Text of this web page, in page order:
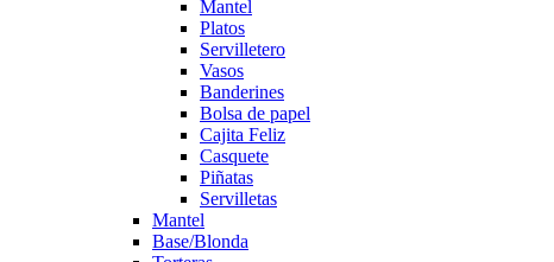
Mantel
Platos
Servilletero
Vasos
Banderines
Bolsa de papel
Cajita Feliz
Casquete
Piñatas
Servilletas
Mantel
Base/Blonda